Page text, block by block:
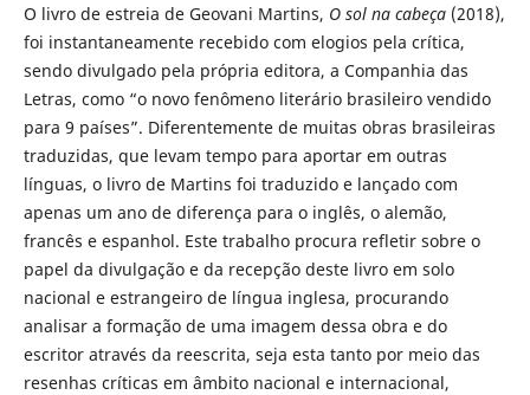
O livro de estreia de Geovani Martins, O sol na cabeça(2018),
foi instantaneamente recebido com elogios pela crítica,
sendo divulgado pela própria editora, a Companhia das
Letras, como “o novo fenômeno literário brasileiro vendido
para 9 países”. Diferentemente de muitas obras brasileiras
traduzidas, que levam tempo para aportar em outras
línguas, o livro de Martins foi traduzido e lançado com
apenas um ano de diferença para o inglês, o alemão,
francês e espanhol. Este trabalho procura refletir sobre o
papel da divulgação e da recepção deste livro em solo
nacional e estrangeiro de língua inglesa, procurando
analisar a formação de uma imagem dessa obra e do
escritor através da reescrita, seja esta tanto por meio das
resenhas críticas em âmbito nacional e internacional,